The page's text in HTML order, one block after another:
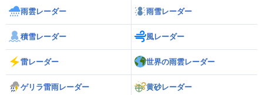
雨雲レーダー 雨雪レーダー
積雪レーダー 風レーダー
雷レーダー 世界の雨雲レーダー
ゲリラ雷雨レーダー 黄砂レーダー